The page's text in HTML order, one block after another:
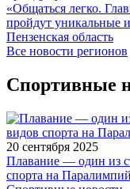
«Общаться легко.
пройдут уникальные
Пензенская область
Все новости регионов
Спортивные
20 сентября 2025
Плавание — один из
спорта на